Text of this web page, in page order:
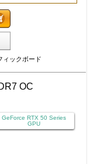
ックボード
GeForce RTX 50 Series
GPU